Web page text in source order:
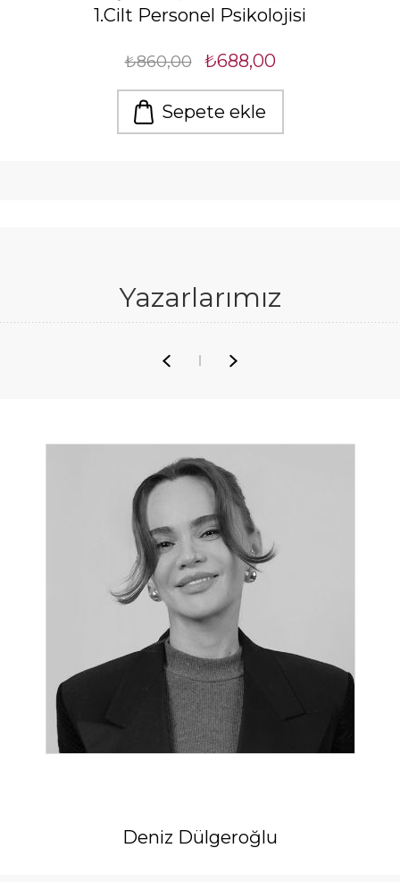
1.Cilt Personel Psikolojisi
₺860,00 ₺688,00
Sepete ekle
Yazarlarımız
Deniz Dülgeroğlu